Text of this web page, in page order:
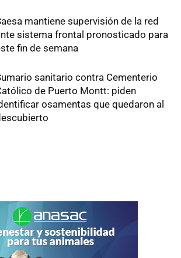
mantiene supervisión de la red
sistema frontal pronosticado para
fin de semana
sanitario contra Cementerio
de Puerto Montt: piden
osamentas que quedaron al